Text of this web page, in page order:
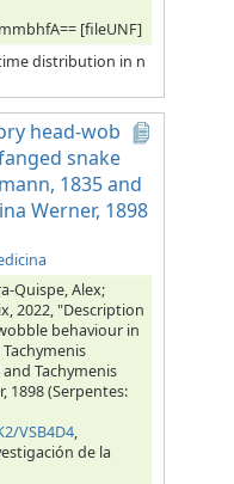
[fileUNF]
distribution in n
head-wob
snake
1835 and
Werner, 1898
Quispe, Alex;
2022, "Description
behaviour in
Tachymenis
1898 (Serpentes:
VSB4D4,
de la